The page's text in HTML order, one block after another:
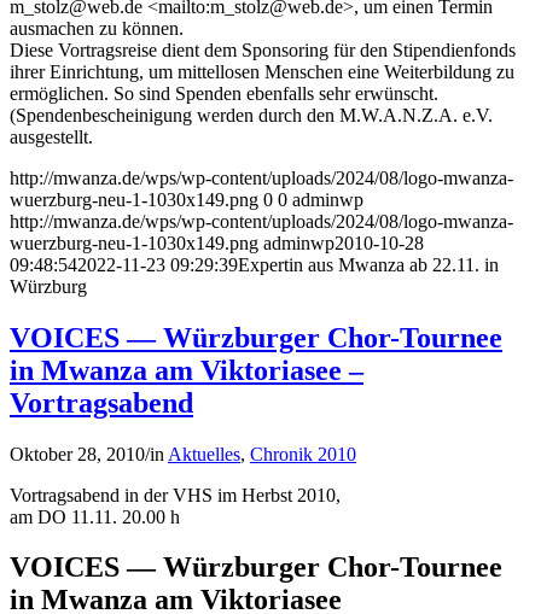
m_stolz@web.de <mailto:m_stolz@web.de>, um einen Termin
ausmachen zu können.
Diese Vortragsreise dient dem Sponsoring für den Stipendienfonds
ihrer Einrichtung, um mittellosen Menschen eine Weiterbildung zu
ermöglichen. So sind Spenden ebenfalls sehr erwünscht.
(Spendenbescheinigung werden durch den M.W.A.N.Z.A. e.V.
ausgestellt.
http://mwanza.de/wps/wp-content/uploads/2024/08/logo-mwanza-
wuerzburg-neu-1-1030x149.png 0 0 adminwp
http://mwanza.de/wps/wp-content/uploads/2024/08/logo-mwanza-
wuerzburg-neu-1-1030x149.png adminwp2010-10-28
09:48:542022-11-23 09:29:39Expertin aus Mwanza ab 22.11. in
Würzburg
VOICES — Würzburger Chor-Tournee
in Mwanza am Viktoriasee –
Vortragsabend
Oktober 28, 2010/in Aktuelles, Chronik 2010
Vortragsabend in der VHS im Herbst 2010,
am DO 11.11. 20.00 h
VOICES — Würzburger Chor-Tournee
in Mwanza am Viktoriasee